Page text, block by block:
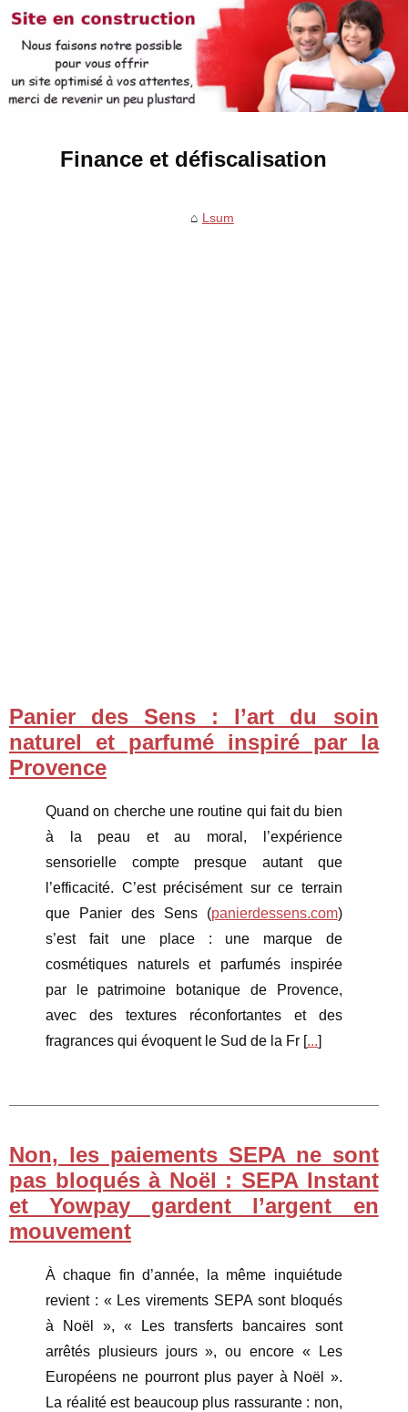
Finance et défiscalisation
Lsum
Panier des Sens : l’art du soin
naturel et parfumé inspiré par la
Provence
Quand on cherche une routine qui fait du bien
à la peau et au moral, l’expérience
sensorielle compte presque autant que
l’efficacité. C’est précisément sur ce terrain
que Panier des Sens (panierdessens.com)
s’est fait une place : une marque de
cosmétiques naturels et parfumés inspirée
par le patrimoine botanique de Provence,
avec des textures réconfortantes et des
fragrances qui évoquent le Sud de la Fr [...]
Non, les paiements SEPA ne sont
pas bloqués à Noël : SEPA Instant
et Yowpay gardent l’argent en
mouvement
À chaque fin d’année, la même inquiétude
revient : « Les virements SEPA sont bloqués
à Noël », « Les transferts bancaires sont
arrêtés plusieurs jours », ou encore « Les
Européens ne pourront plus payer à Noël ».
La réalité est beaucoup plus rassurante : non,